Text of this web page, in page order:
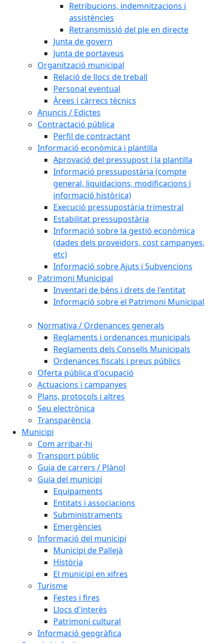
Retribucions, indemnitzacions i
assistències
Retransmissió del ple en directe
Junta de govern
Junta de portaveus
Organització municipal
Relació de llocs de treball
Personal eventual
Àrees i càrrecs tècnics
Anuncis / Edictes
Contractació pública
Perfil de contractant
Informació econòmica i plantilla
Aprovació del pressupost i la plantilla
Informació pressupostària (compte
general, liquidacions, modificacions i
informació històrica)
Execució pressupostària trimestral
Estabilitat pressupostària
Informació sobre la gestió econòmica
(dades dels proveïdors, cost campanyes,
etc)
Informació sobre Ajuts i Subvencions
Patrimoni Municipal
Inventari de béns i drets de l'entitat
Informació sobre el Patrimoni Municipal
Normativa / Ordenances generals
Reglaments i ordenances municipals
Reglaments dels Consells Municipals
Ordenances fiscals i preus públics
Oferta pública d'ocupació
Actuacions i campanyes
Plans, protocols i altres
Seu electrònica
Transparència
Municipi
Com arribar-hi
Transport públic
Guia de carrers / Plànol
Guia del municipi
Equipaments
Entitats i associacions
Subministraments
Emergències
Informació del municipi
Municipi de Pallejà
Història
El municipi en xifres
Turisme
Festes i fires
Llocs d'interès
Patrimoni cultural
Informació geogràfica